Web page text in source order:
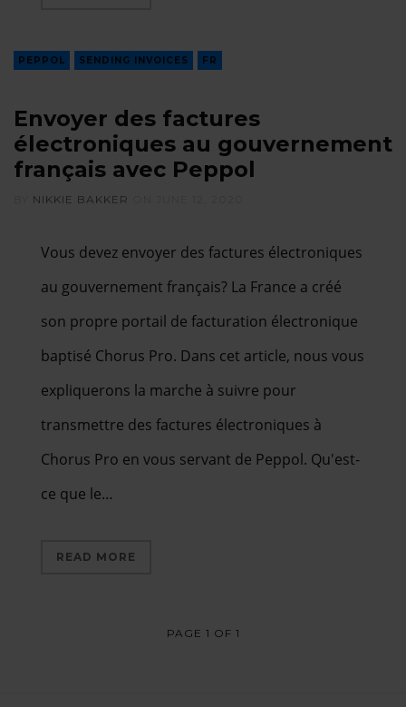
PEPPOL SENDING INVOICES FR
Envoyer des factures
électroniques au gouvernement
français avec Peppol
NIKKIE BAKKER
Vous devez envoyer des factures électroniques
au gouvernement français? La France a créé
son propre portail de facturation électronique
baptisé Chorus Pro. Dans cet article, nous vous
expliquerons la marche à suivre pour
transmettre des factures électroniques à
Chorus Pro en vous servant de Peppol. Qu'est-
ce que le…
READ MORE
PAGE 1 OF 1